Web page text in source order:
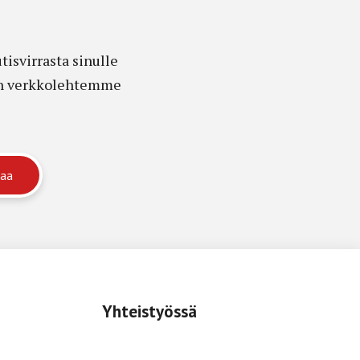
sinulle
verkkolehtemme
Yhteistyössä